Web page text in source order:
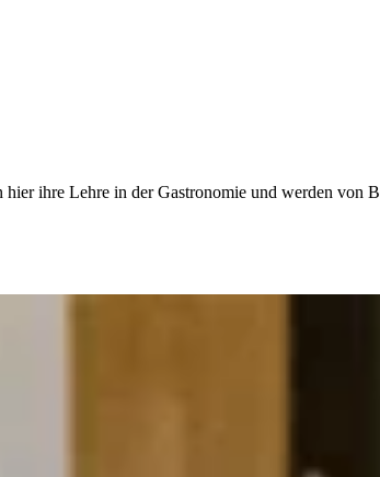
ihre Lehre in der Gastronomie und werden von